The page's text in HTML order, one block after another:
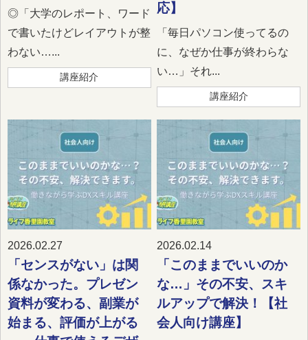
◎「大学のレポート、ワード
で書いたけどレイアウトが整
わない…...
講座紹介
応】
「毎日パソコン使ってるの
に、なぜか仕事が終わらな
い…」それ...
講座紹介
2026.02.27
「センスがない」は関
係なかった。プレゼン
資料が変わる、副業が
始まる、評価が上がる
2026.02.14
「このままでいいのか
な…」その不安、スキ
ルアップで解決！【社
会人向け講座】